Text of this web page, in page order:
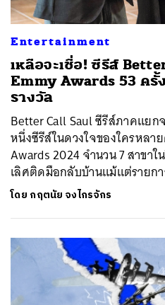
Entertainment
เหลือจะเชื่อ! ซีรีส์
Emmy Awards 53 ครั้
รางวัล
Better Call Saul ซีรีส์ภาคแยก
หนึ่งซีรีส์ในดวงใจของใครหลา
Awards 2024 จำนวน 7 สาขา
เลิศติดมือกลับบ้านแม้แต่รายกา
โดย กฤตนัย จงไกรจักร
SHARE TWEET